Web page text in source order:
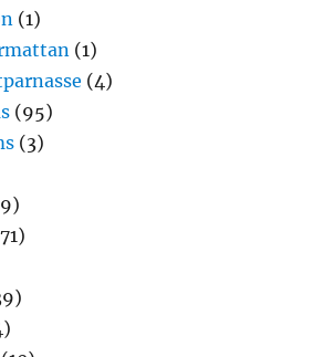
(1)
(1)
(4)
(95)
(3)